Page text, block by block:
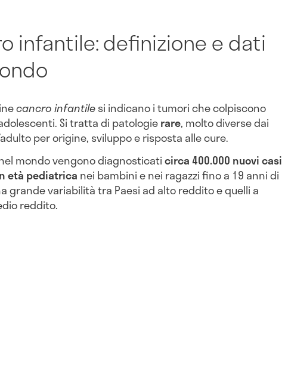
infantile: definizione e dati
cancro infantilesi indicano i tumori che colpiscono
Si tratta di patologierare, molto diverse dai
per origine, sviluppo e risposta alle cure.
mondo vengono diagnosticaticirca 400.000 nuovi casi
età pediatrica nei bambini e nei ragazzi fino a 19 anni di
grande variabilità tra Paesi ad alto reddito e quelli a
reddito.